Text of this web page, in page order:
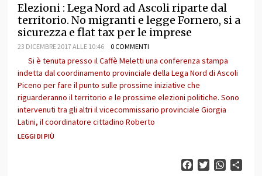
Elezioni : Lega Nord ad Ascoli riparte dal
territorio. No migranti e legge Fornero, si a
sicurezza e flat tax per le imprese
23 DICEMBRE 2017 ALLE 10:46 0 COMMENTI
Si è tenuta presso il Caffè Meletti una conferenza stampa
indetta dal coordinamento provinciale della Lega Nord di Ascoli
Piceno per fare il punto sulle prossime iniziative che
riguarderanno il territorio e le prossime elezioni politiche. Sono
intervenuti tra gli altri il vicecommissario provinciale Giorgia
Latini, il coordinatore cittadino Roberto
LEGGI DI PIÙ
FacebookTwitter